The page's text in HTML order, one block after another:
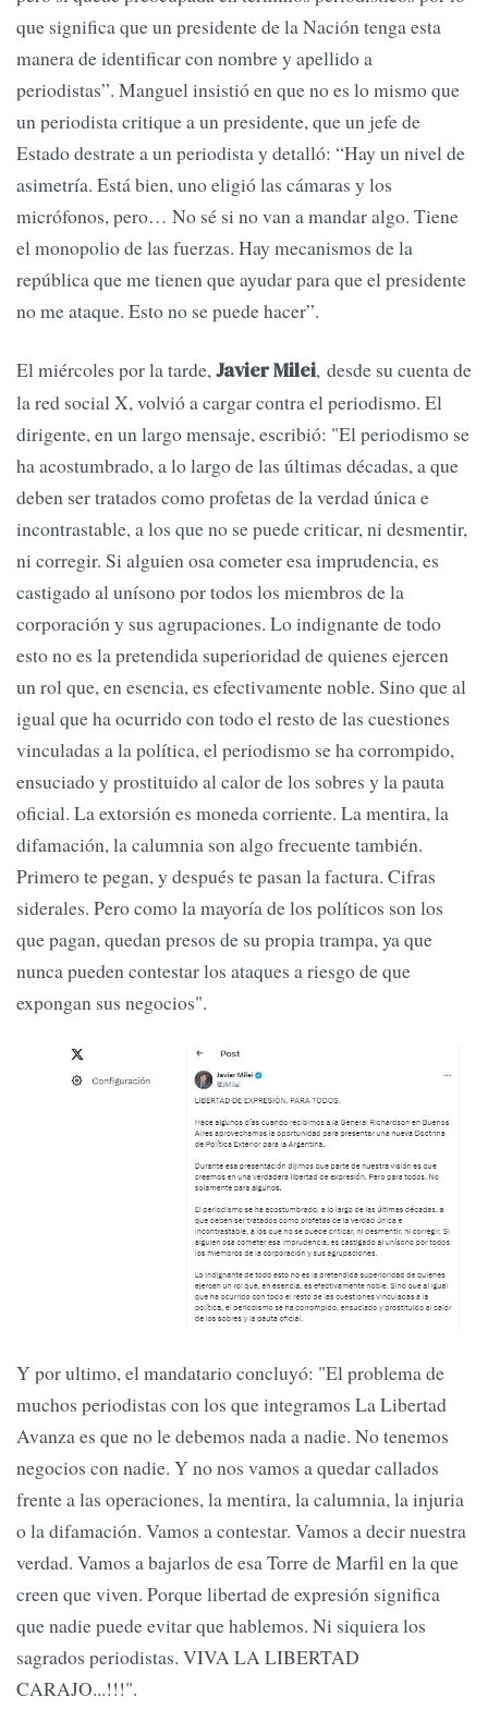
que significa que un presidente de la Nación tenga esta
manera de identificar con nombre y apellido a
periodistas”. Manguel insistió en que no es lo mismo que
un periodista critique a un presidente, que un jefe de
Estado destrate a un periodista y detalló: “Hay un nivel de
asimetría. Está bien, uno eligió las cámaras y los
micrófonos, pero… No sé si no van a mandar algo. Tiene
el monopolio de las fuerzas. Hay mecanismos de la
república que me tienen que ayudar para que el presidente
no me ataque. Esto no se puede hacer”.
El miércoles por la tarde,Javier Milei, desde su cuenta de
la red social X, volvió a cargar contra el periodismo. El
dirigente, en un largo mensaje, escribió: "El periodismo se
ha acostumbrado, a lo largo de las últimas décadas, a que
deben ser tratados como profetas de la verdad única e
incontrastable, a los que no se puede criticar, ni desmentir,
ni corregir. Si alguien osa cometer esa imprudencia, es
castigado al unísono por todos los miembros de la
corporación y sus agrupaciones. Lo indignante de todo
esto no es la pretendida superioridad de quienes ejercen
un rol que, en esencia, es efectivamente noble. Sino que al
igual que ha ocurrido con todo el resto de las cuestiones
vinculadas a la política, el periodismo se ha corrompido,
ensuciado y prostituido al calor de los sobres y la pauta
oficial. La extorsión es moneda corriente. La mentira, la
difamación, la calumnia son algo frecuente también.
Primero te pegan, y después te pasan la factura. Cifras
siderales. Pero como la mayoría de los políticos son los
que pagan, quedan presos de su propia trampa, ya que
nunca pueden contestar los ataques a riesgo de que
expongan sus negocios".
Y por ultimo, el mandatario concluyó: "El problema de
muchos periodistas con los que integramos La Libertad
Avanza es que no le debemos nada a nadie. No tenemos
negocios con nadie. Y no nos vamos a quedar callados
frente a las operaciones, la mentira, la calumnia, la injuria
o la difamación. Vamos a contestar. Vamos a decir nuestra
verdad. Vamos a bajarlos de esa Torre de Marfil en la que
creen que viven. Porque libertad de expresión significa
que nadie puede evitar que hablemos. Ni siquiera los
sagrados periodistas. VIVA LA LIBERTAD
CARAJO...!!!".